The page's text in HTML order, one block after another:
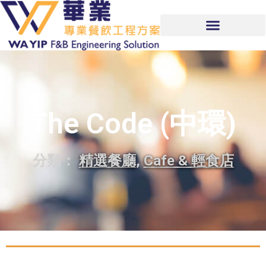
The Code (中環)
分類： 精選餐廳,Cafe & 輕食店